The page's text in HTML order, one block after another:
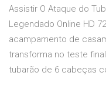
Assistir O Ataque do
Legendado Online HD
acampamento de
transforma no teste
tubarão de 6 cabeças